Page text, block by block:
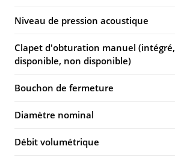
Niveau de pression acoustique
Clapet d'obturation manuel (intégré,
disponible, non disponible)
Bouchon de fermeture
Diamètre nominal
Débit volumétrique